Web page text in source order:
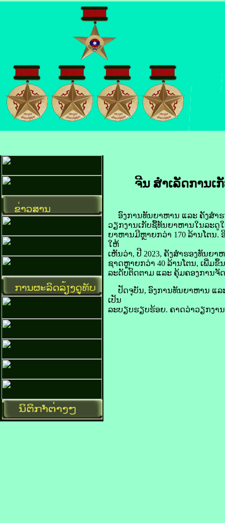
ຈີນ ​ສຳເລັດ​ການ​ເ
ອົງການ​ທັນ​ຍາ​ຫານ ແລະ ຄັງ​ສຳຮ
ວຽກ​ງານ​ເກັບ​ຊື້​ທັນ​ຍາ​ຫານ​ໃນ​ລະດູ​
ຍາ​ຫານ​ມີ​ຫຼາຍ​ກວ່າ 170 ລ້ານ​ໂຕນ.
ໃຫ້​
ເຫັນ​ວ່າ, ປີ 2023, ຄັງ​ສຳຮອງ​ທັນ​ຍ
ຊາດ​ຫຼາຍ​ກວ່າ 40 ລ້ານ​ໂຕນ, ເພີ່ມ​ຂຶ້
ລະດັບ​ຕິດຕາມ ແລະ ຄຸ້ມ​ຄອງ​ການ​ຈັ
ປັດຈຸບັນ, ອົງການ​ທັນ​ຍາ​ຫານ ແລ
ເປັນ
ລະບຽບ​ຮຽບ​ຮ້ອຍ. ຄາດ​ວ່າ​ວຽກ​ງາ